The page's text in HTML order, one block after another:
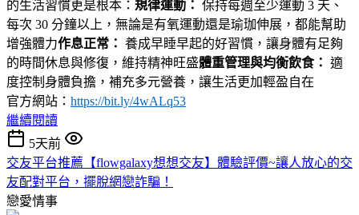
的生活習慣更是根本： 規律運動： 保持每週至少運動 3 天、
每次 30 分鐘以上，無論是有氧運動還是瑜珈伸展，都能幫助
增強體力作息正常： 養成早睡早起的好習慣，讓身體有足夠
的時間休息與修復，維持精神旺盛體重管理與均衡飲食： 適
度控制身體負擔，補充多元營養，讓生活更加輕盈自在
官方網站： https://bit.ly/4wALq53
繼續閱讀
5天前
交友平台推薦【flowgalaxy想想交友】體驗評價~讓人放心的交
友配對平台，擺脫網戀詐騙！
戀愛情事